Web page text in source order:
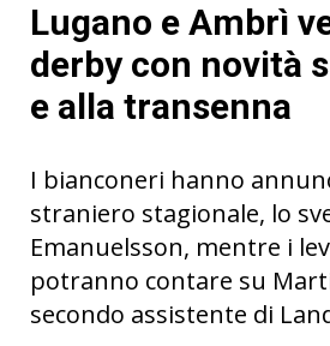
Lugano e Ambrì
derby con novità
e alla transenna
I bianconeri hanno
straniero stagionale, lo
Emanuelsson, mentre i
potranno contare su
secondo assistente di